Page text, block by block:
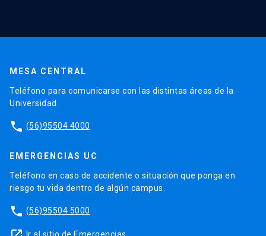
MESA CENTRAL
Teléfono para comunicarse con las distintas áreas de la
Universidad.
phone (56)95504 4000
EMERGENCIAS UC
Teléfono en caso de accidente o situación que ponga en
riesgo tu vida dentro de algún campus.
phone (56)95504 5000
Ir al sitio de Emergencias